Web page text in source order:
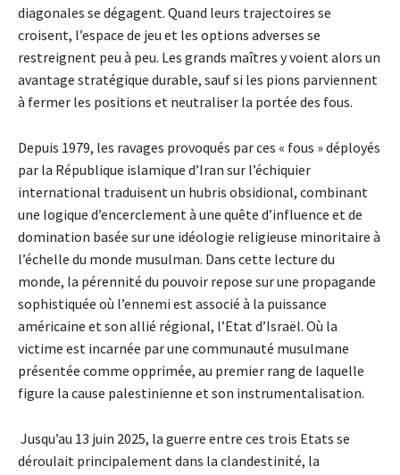
diagonales se dégagent. Quand leurs trajectoires se
croisent, l’espace de jeu et les options adverses se
restreignent peu à peu. Les grands maîtres y voient alors un
avantage stratégique durable, sauf si les pions parviennent
à fermer les positions et neutraliser la portée des fous.
Depuis 1979, les ravages provoqués par ces « fous » déployés
par la République islamique d’Iran sur l’échiquier
international traduisent un hubris obsidional, combinant
une logique d’encerclement à une quête d’influence et de
domination basée sur une idéologie religieuse minoritaire à
l’échelle du monde musulman. Dans cette lecture du
monde, la pérennité du pouvoir repose sur une propagande
sophistiquée où l’ennemi est associé à la puissance
américaine et son allié régional, l’Etat d’Israël. Où la
victime est incarnée par une communauté musulmane
présentée comme opprimée, au premier rang de laquelle
figure la cause palestinienne et son instrumentalisation.
Jusqu’au 13 juin 2025, la guerre entre ces trois Etats se
déroulait principalement dans la clandestinité, la